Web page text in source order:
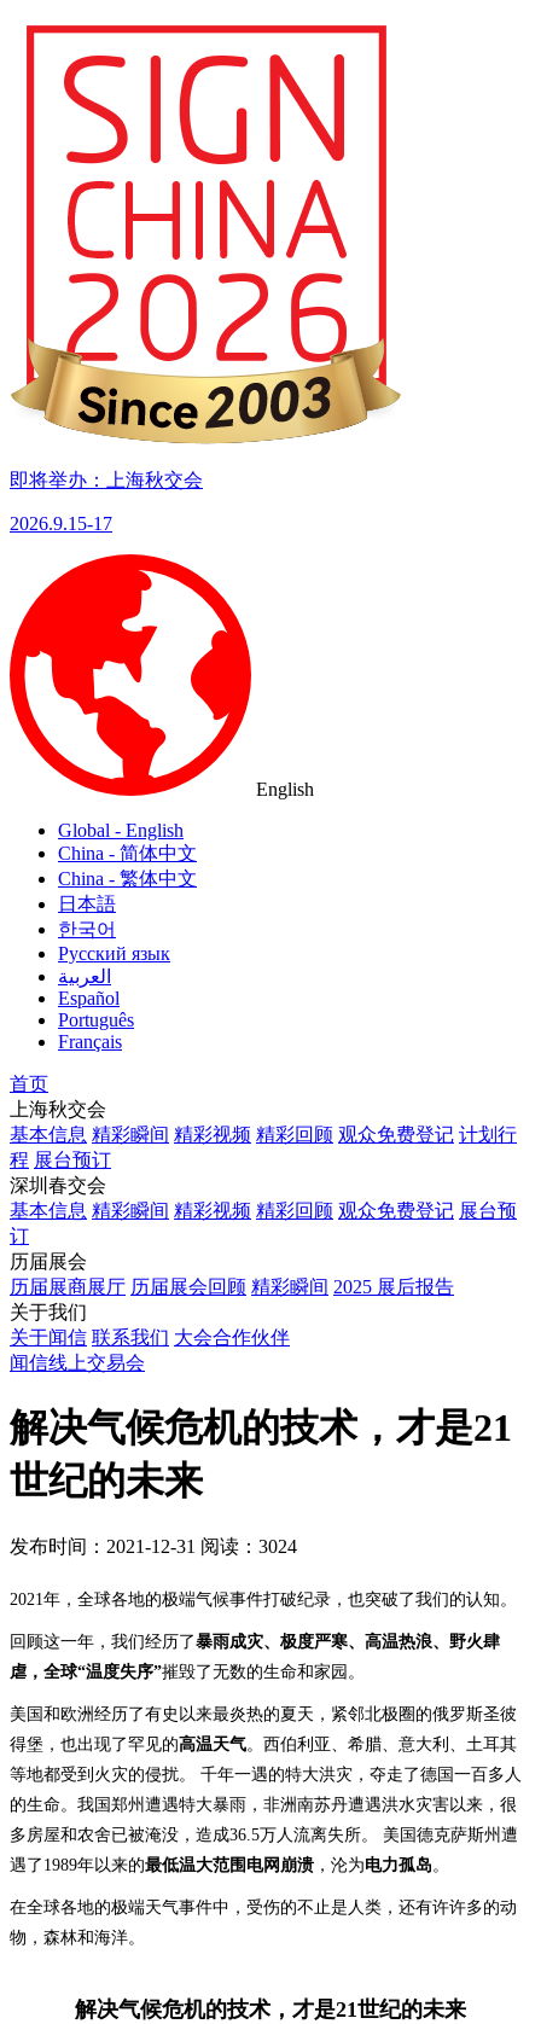
即将举办：上海秋交会
2026.9.15-17
English
Global - English
China - 简体中文
China - 繁体中文
日本語
한국어
Русский язык
العربية
Español
Português
Français
首页
上海秋交会
基本信息 精彩瞬间 精彩视频 精彩回顾 观众免费登记 计划行
程 展台预订
深圳春交会
基本信息 精彩瞬间 精彩视频 精彩回顾 观众免费登记 展台预
订
历届展会
历届展商展厅 历届展会回顾 精彩瞬间 2025 展后报告
关于我们
关于闻信 联系我们 大会合作伙伴
闻信线上交易会
解决气候危机的技术，才是21
世纪的未来
发布时间：2021-12-31 阅读：3024
2021年，全球各地的极端气候事件打破纪录，也突破了我们的认知。
回顾这一年，我们经历了暴雨成灾、极度严寒、高温热浪、野火肆
虐，全球“温度失序”摧毁了无数的生命和家园。
美国和欧洲经历了有史以来最炎热的夏天，紧邻北极圈的俄罗斯圣彼
得堡，也出现了罕见的高温天气。西伯利亚、希腊、意大利、土耳其
等地都受到火灾的侵扰。 千年一遇的特大洪灾，夺走了德国一百多人
的生命。我国郑州遭遇特大暴雨，非洲南苏丹遭遇洪水灾害以来，很
多房屋和农舍已被淹没，造成36.5万人流离失所。 美国德克萨斯州遭
遇了1989年以来的最低温大范围电网崩溃 ，沦为 电力孤岛 。
在全球各地的极端天气事件中，受伤的不止是人类，还有许许多的动
物，森林和海洋。
解决气候危机的技术，才是21世纪的未来